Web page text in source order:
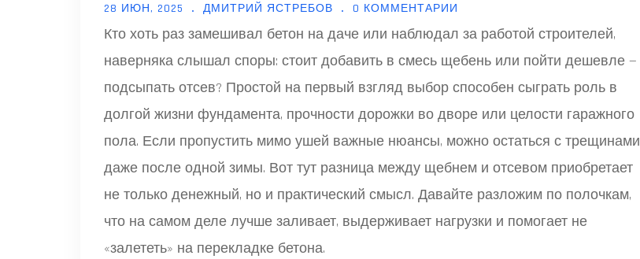
28 ИЮН, 2025 ДМИТРИЙ ЯСТРЕБОВ 0 КОММЕНТАРИИ
Кто хоть раз замешивал бетон на даче или наблюдал за работой строителей,
наверняка слышал споры: стоит добавить в смесь щебень или пойти дешевле —
подсыпать отсев? Простой на первый взгляд выбор способен сыграть роль в
долгой жизни фундамента, прочности дорожки во дворе или целости гаражного
пола. Если пропустить мимо ушей важные нюансы, можно остаться с трещинами
даже после одной зимы. Вот тут разница между щебнем и отсевом приобретает
не только денежный, но и практический смысл. Давайте разложим по полочкам,
что на самом деле лучше заливает, выдерживает нагрузки и помогает не
«залететь» на перекладке бетона.